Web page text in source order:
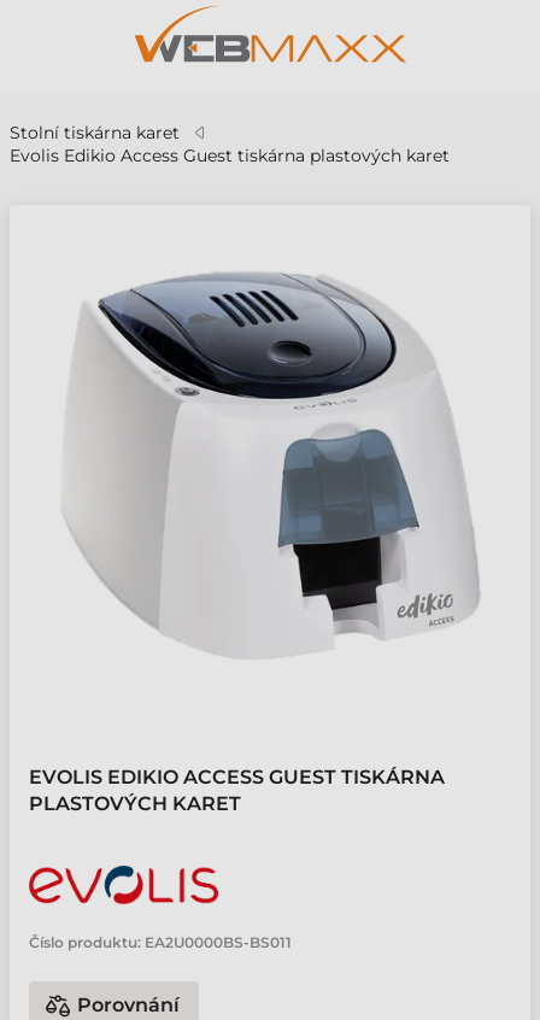
Stolní tiskárna karet
Evolis Edikio Access Guest tiskárna plastových karet
EVOLIS EDIKIO ACCESS GUEST TISKÁRNA
PLASTOVÝCH KARET
Číslo produktu: EA2U0000BS-BS011
Porovnání